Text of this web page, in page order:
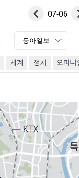
07-06
동아일보
세계 정치 오피니